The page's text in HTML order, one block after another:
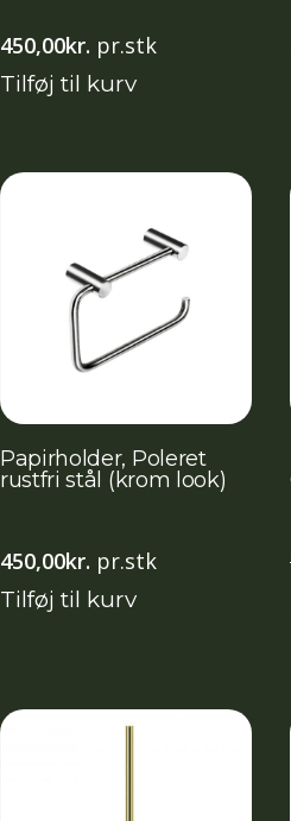
450,00kr. pr.stk
Tilføj til kurv
Papirholder, Poleret
rustfri stål (krom look)
450,00kr. pr.stk
Tilføj til kurv